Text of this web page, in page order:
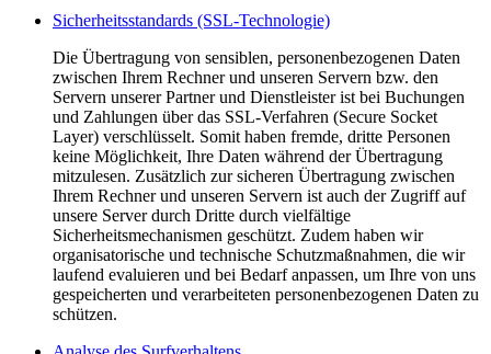
Sicherheitsstandards (SSL-Technologie)
Die Übertragung von sensiblen, personenbezogenen Daten
zwischen Ihrem Rechner und unseren Servern bzw. den
Servern unserer Partner und Dienstleister ist bei Buchungen
und Zahlungen über das SSL-Verfahren (Secure Socket
Layer) verschlüsselt. Somit haben fremde, dritte Personen
keine Möglichkeit, Ihre Daten während der Übertragung
mitzulesen. Zusätzlich zur sicheren Übertragung zwischen
Ihrem Rechner und unseren Servern ist auch der Zugriff auf
unsere Server durch Dritte durch vielfältige
Sicherheitsmechanismen geschützt. Zudem haben wir
organisatorische und technische Schutzmaßnahmen, die wir
laufend evaluieren und bei Bedarf anpassen, um Ihre von uns
gespeicherten und verarbeiteten personenbezogenen Daten zu
schützen.